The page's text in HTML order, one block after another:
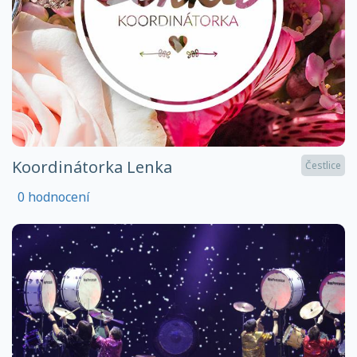
Koordinátorka Lenka Čestlice
0 hodnocení